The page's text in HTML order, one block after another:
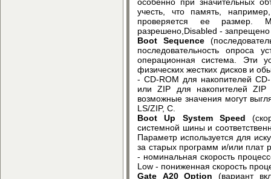
учесть, что память,
проверяется ее размер.
разрешено,Disabled - запрещено
Boot Sequence
последовательность опроса
операционная система. Эти
физических жестких дисков и
- CD-ROM для накопителей
или ZIP для накопителей
возможные значения могут
LS/ZIP, C.
Boot Up System Speed
системной шины и
Параметр используется для
за старых программ и/или плат
- номинальная скорость
Low - пониженная скорость
Gate A20 Option (вариант